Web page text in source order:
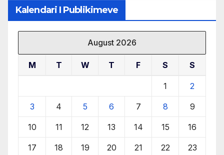
Kalendari I Publikimeve
August 2026
M T W T F S S
1 2
3 4 5 6 7 8 9
10 11 12 13 14 15 16
17 18 19 20 21 22 23